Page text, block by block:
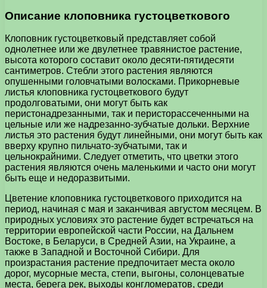
Описание клоповника густоцветкового
Клоповник густоцветковый представляет собой
однолетнее или же двулетнее травянистое растение,
высота которого составит около десяти-пятидесяти
сантиметров. Стебли этого растения являются
опушенными головчатыми волосками. Прикорневые
листья клоповника густоцветкового будут
продолговатыми, они могут быть как
перистонадрезанными, так и перисторассеченными на
цельные или же надрезанно-зубчатые дольки. Верхние
листья это растения будут линейными, они могут быть как
вверху крупно пильчато-зубчатыми, так и
цельнокрайними. Следует отметить, что цветки этого
растения являются очень маленькими и часто они могут
быть еще и недоразвитыми.
Цветение клоповника густоцветкового приходится на
период, начиная с мая и заканчивая августом месяцем. В
природных условиях это растение будет встречаться на
территории европейской части России, на Дальнем
Востоке, в Беларуси, в Средней Азии, на Украине, а
также в Западной и Восточной Сибири. Для
произрастания растение предпочитает места около
дорог, мусорные места, степи, выгоны, солонцеватые
места, берега рек, выходы конгломератов, среди